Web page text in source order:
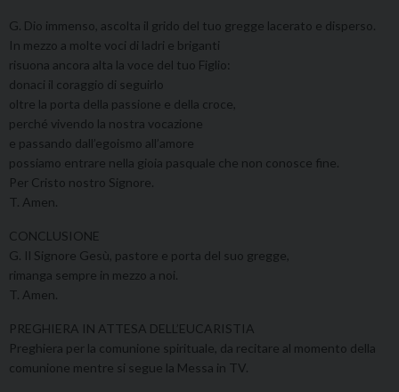
G. Dio immenso, ascolta il grido del tuo gregge lacerato e disperso.
In mezzo a molte voci di ladri e briganti
risuona ancora alta la voce del tuo Figlio:
donaci il coraggio di seguirlo
oltre la porta della passione e della croce,
perché vivendo la nostra vocazione
e passando dall’egoismo all’amore
possiamo entrare nella gioia pasquale che non conosce fine.
Per Cristo nostro Signore.
T. Amen.
CONCLUSIONE
G. Il Signore Gesù, pastore e porta del suo gregge,
rimanga sempre in mezzo a noi.
T. Amen.
PREGHIERA IN ATTESA DELL’EUCARISTIA
Preghiera per la comunione spirituale, da recitare al momento della
comunione mentre si segue la Messa in TV.